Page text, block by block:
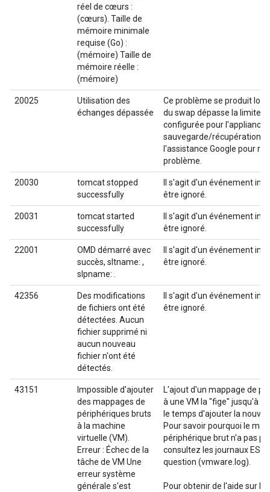
réel de cœurs :
(cœurs). Taille de
mémoire minimale
requise (Go) :
(mémoire) Taille de
mémoire réelle :
(mémoire)
20025
Utilisation des
échanges dépassée
Ce problème se produit
du swap dépasse la limite
configurée pour l'appliance
sauvegarde/récupération.
l'assistance Google pour
problème.
20030
tomcat stopped
successfully
Il s'agit d'un événement
être ignoré.
20031
tomcat started
successfully
Il s'agit d'un événement
être ignoré.
22001
OMD démarré avec
succès, sltname: ,
slpname: .
Il s'agit d'un événement
être ignoré.
42356
Des modifications
de fichiers ont été
détectées. Aucun
fichier supprimé ni
aucun nouveau
fichier n'ont été
détectés.
Il s'agit d'un événement
être ignoré.
43151
Impossible d'ajouter
des mappages de
périphériques bruts
à la machine
virtuelle (VM).
Erreur : Échec de la
tâche de VM Une
erreur système
générale s'est
L'ajout d'un mappage de
à une VM la "fige" jusqu'à
le temps d'ajouter la
Pour savoir pourquoi le
périphérique brut n'a pas
consultez les journaux ESX
question (vmware.log).
Pour obtenir de l'aide sur